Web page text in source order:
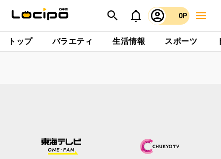
0P
トップ バラエティ 生活情報 スポーツ